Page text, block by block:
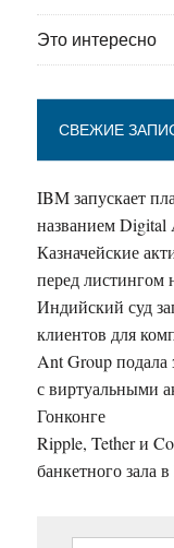
Это интересно
СВЕЖИЕ
IBM запускает
названием Digital
Казначейские
перед листингом
Индийский суд
клиентов для
Ant Group подала
с виртуальными
Гонконге
Ripple, Tether и
банкетного зала